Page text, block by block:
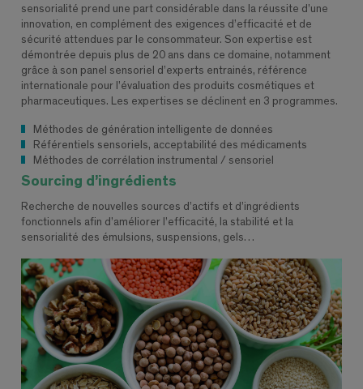
sensorialité prend une part considérable dans la réussite d’une
innovation, en complément des exigences d’efficacité et de
sécurité attendues par le consommateur. Son expertise est
démontrée depuis plus de 20 ans dans ce domaine, notamment
grâce à son panel sensoriel d’experts entrainés, référence
internationale pour l’évaluation des produits cosmétiques et
pharmaceutiques. Les expertises se déclinent en 3 programmes.
Méthodes de génération intelligente de données
Référentiels sensoriels, acceptabilité des médicaments
Méthodes de corrélation instrumental / sensoriel
Sourcing d’ingrédients
Recherche de nouvelles sources d’actifs et d’ingrédients
fonctionnels afin d’améliorer l’efficacité, la stabilité et la
sensorialité des émulsions, suspensions, gels…